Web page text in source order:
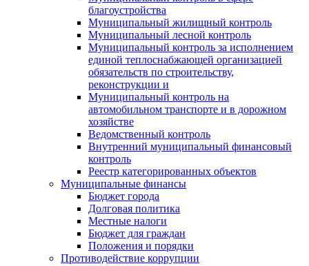
благоустройства
Муниципальный жилищный контроль
Муниципальный лесной контроль
Муниципальный контроль за исполнением
единой теплоснабжающей организацией
обязательств по строительству,
реконструкции и
Муниципальный контроль на
автомобильном транспорте и в дорожном
хозяйстве
Ведомственный контроль
Внутренний муниципальный финансовый
контроль
Реестр категорированных объектов
Муниципальные финансы
Бюджет города
Долговая политика
Местные налоги
Бюджет для граждан
Положения и порядки
Противодействие коррупции